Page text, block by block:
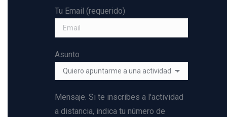
Tu Email (requerido)
Asunto
Mensaje. Si te inscribes a l'actividad
a distancia, indica tu número de